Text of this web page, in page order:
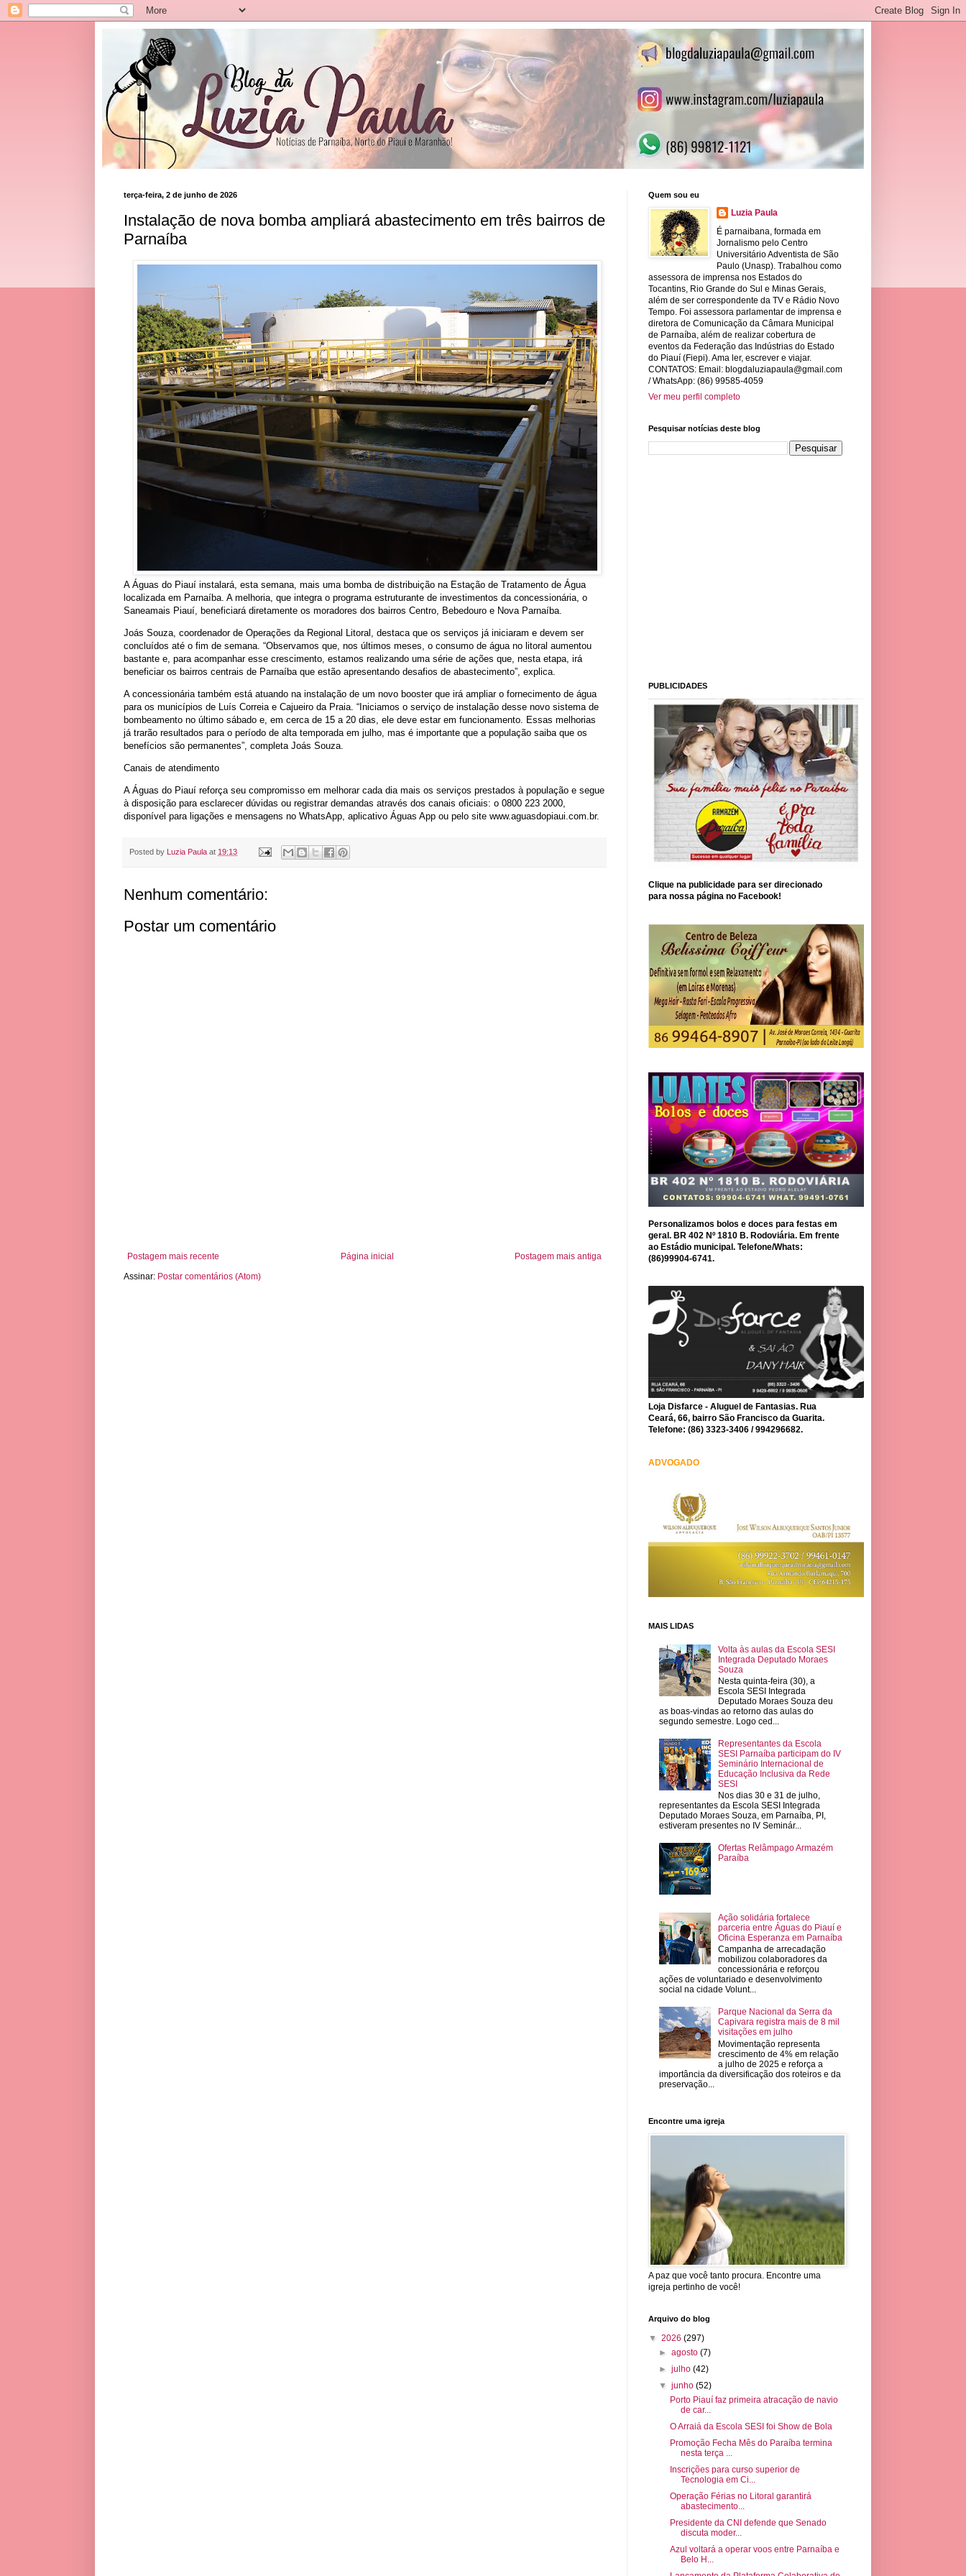
terça-feira, 2 de junho de 2026
Instalação de nova bomba ampliará abastecimento em três bairros de
Parnaíba
A Águas do Piauí instalará, esta semana, mais uma bomba de distribuição na Estação de Tratamento de Água
localizada em Parnaíba. A melhoria, que integra o programa estruturante de investimentos da concessionária, o
Saneamais Piauí, beneficiará diretamente os moradores dos bairros Centro, Bebedouro e Nova Parnaíba.
Joás Souza, coordenador de Operações da Regional Litoral, destaca que os serviços já iniciaram e devem ser
concluídos até o fim de semana. “Observamos que, nos últimos meses, o consumo de água no litoral aumentou
bastante e, para acompanhar esse crescimento, estamos realizando uma série de ações que, nesta etapa, irá
beneficiar os bairros centrais de Parnaíba que estão apresentando desafios de abastecimento”, explica.
A concessionária também está atuando na instalação de um novo booster que irá ampliar o fornecimento de água
para os municípios de Luís Correia e Cajueiro da Praia. “Iniciamos o serviço de instalação desse novo sistema de
bombeamento no último sábado e, em cerca de 15 a 20 dias, ele deve estar em funcionamento. Essas melhorias
já trarão resultados para o período de alta temporada em julho, mas é importante que a população saiba que os
benefícios são permanentes”, completa Joás Souza.
Canais de atendimento
A Águas do Piauí reforça seu compromisso em melhorar cada dia mais os serviços prestados à população e segue
à disposição para esclarecer dúvidas ou registrar demandas através dos canais oficiais: o 0800 223 2000,
disponível para ligações e mensagens no WhatsApp, aplicativo Águas App ou pelo site www.aguasdopiaui.com.br.
Posted by Luzia Paula at 19:13
Nenhum comentário:
Postar um comentário
Postagem mais recente Postagem mais antiga
Página inicial
Assinar: Postar comentários (Atom)
Quem sou eu
Luzia Paula
É parnaibana, formada em
Jornalismo pelo Centro
Universitário Adventista de São
Paulo (Unasp). Trabalhou como
assessora de imprensa nos Estados do
Tocantins, Rio Grande do Sul e Minas Gerais,
além de ser correspondente da TV e Rádio Novo
Tempo. Foi assessora parlamentar de imprensa e
diretora de Comunicação da Câmara Municipal
de Parnaíba, além de realizar cobertura de
eventos da Federação das Indústrias do Estado
do Piauí (Fiepi). Ama ler, escrever e viajar.
CONTATOS: Email: blogdaluziapaula@gmail.com
/ WhatsApp: (86) 99585-4059
Ver meu perfil completo
Pesquisar notícias deste blog
PUBLICIDADES
Clique na publicidade para ser direcionado
para nossa página no Facebook!
Personalizamos bolos e doces para festas em
geral. BR 402 Nº 1810 B. Rodoviária. Em frente
ao Estádio municipal. Telefone/Whats:
(86)99904-6741.
Loja Disfarce - Aluguel de Fantasias. Rua
Ceará, 66, bairro São Francisco da Guarita.
Telefone: (86) 3323-3406 / 994296682.
ADVOGADO
MAIS LIDAS
Volta às aulas da Escola SESI
Integrada Deputado Moraes
Souza
Nesta quinta-feira (30), a
Escola SESI Integrada
Deputado Moraes Souza deu
as boas-vindas ao retorno das aulas do
segundo semestre. Logo ced...
Representantes da Escola
SESI Parnaíba participam do IV
Seminário Internacional de
Educação Inclusiva da Rede
SESI
Nos dias 30 e 31 de julho,
representantes da Escola SESI Integrada
Deputado Moraes Souza, em Parnaíba, PI,
estiveram presentes no IV Seminár...
Ofertas Relâmpago Armazém
Paraíba
Ação solidária fortalece
parceria entre Águas do Piauí e
Oficina Esperanza em Parnaíba
Campanha de arrecadação
mobilizou colaboradores da
concessionária e reforçou
ações de voluntariado e desenvolvimento
social na cidade Volunt...
Parque Nacional da Serra da
Capivara registra mais de 8 mil
visitações em julho
Movimentação representa
crescimento de 4% em relação
a julho de 2025 e reforça a
importância da diversificação dos roteiros e da
preservação...
Encontre uma igreja
A paz que você tanto procura. Encontre uma
igreja pertinho de você!
Arquivo do blog
▼ 2026 (297)
►agosto(7)
►julho(42)
▼junho(52)
Porto Piauí faz primeira atracação de navio
de car...
O Arraiá da Escola SESI foi Show de Bola
Promoção Fecha Mês do Paraíba termina
nesta terça ...
Inscrições para curso superior de
Tecnologia em Ci...
Operação Férias no Litoral garantirá
abastecimento...
Presidente da CNI defende que Senado
discuta moder...
Azul voltará a operar voos entre Parnaíba e
Belo H...